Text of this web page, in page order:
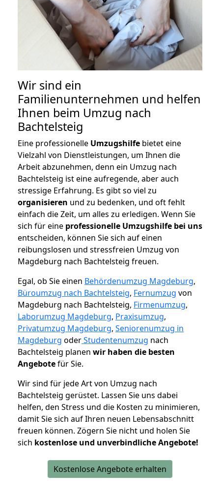
Wir sind ein
Familienunternehmen und helfen
Ihnen beim Umzug nach
Bachtelsteig
Eine professionelle Umzugshilfe bietet eine
Vielzahl von Dienstleistungen, um Ihnen die
Arbeit abzunehmen, denn ein Umzug nach
Bachtelsteig ist eine aufregende, aber auch
stressige Erfahrung. Es gibt so viel zu
organisieren und zu bedenken, und oft fehlt
einfach die Zeit, um alles zu erledigen. Wenn Sie
sich für eine professionelle Umzugshilfe bei uns
entscheiden, können Sie sich auf einen
reibungslosen und stressfreien Umzug von
Magdeburg nach Bachtelsteig freuen.
Egal, ob Sie einen Behördenumzug Magdeburg,
Büroumzug nach Bachtelsteig, Fernumzug von
Magdeburg nach Bachtelsteig, Firmenumzug,
Laborumzug Magdeburg, Praxisumzug,
Privatumzug Magdeburg, Seniorenumzug in
Magdeburg oderStudentenumzug nach
Bachtelsteig planen wir haben die besten
Angebotefür Sie.
Wir sind für jede Art von Umzug nach
Bachtelsteig gerüstet. Lassen Sie uns dabei
helfen, den Stress und die Kosten zu minimieren,
damit Sie sich auf Ihren neuen Lebensabschnitt
freuen können. Zögern Sie nicht und holen Sie
sich kostenlose und unverbindliche Angebote!
Kostenlose Angebote erhalten